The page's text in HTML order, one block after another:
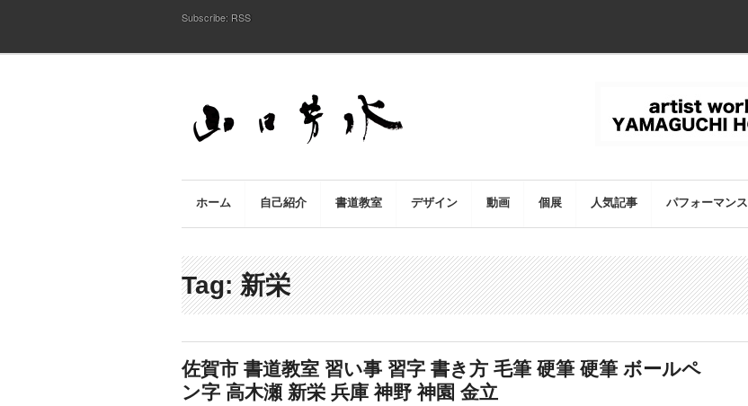
Subscribe: RSS
ホーム 自己紹介 書道教室 デザイン 動画 個展 人気記事 パフォーマンス
Tag: 新栄
佐賀市 書道教室 習い事 習字 書き方 毛筆 硬筆 硬筆 ボールペ
ン字 高木瀬 新栄 兵庫 神野 神園 金立